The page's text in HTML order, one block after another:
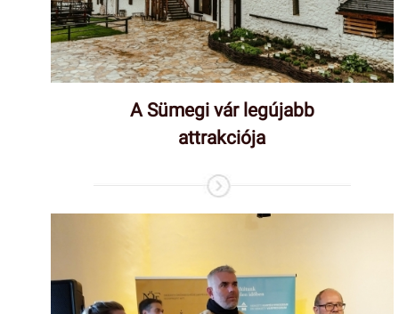
A Sümegi vár legújabb
attrakciója